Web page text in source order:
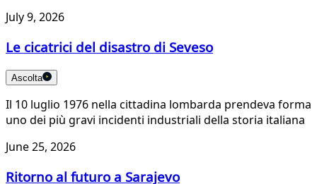
July 9, 2026
Le cicatrici del disastro di Seveso
Ascolta
Il 10 luglio 1976 nella cittadina lombarda prendeva forma
uno dei più gravi incidenti industriali della storia italiana
June 25, 2026
Ritorno al futuro a Sarajevo